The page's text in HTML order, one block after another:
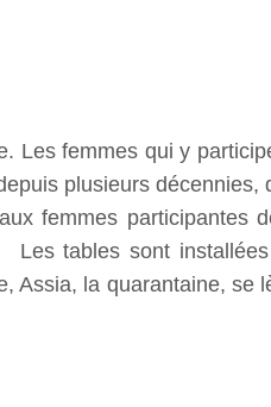
Les femmes qui y
plusieurs décennies,
femmes participantes
Les tables sont
Assia, la quarantaine, se